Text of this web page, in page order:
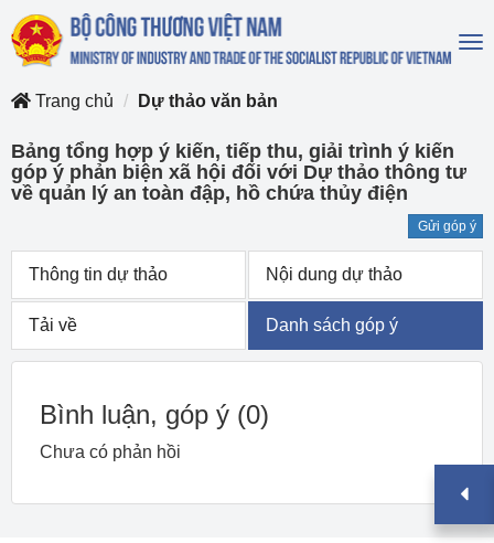
Trang chủ
Dự thảo văn bản
Bảng tổng hợp ý kiến, tiếp thu, giải trình ý kiến
góp ý phản biện xã hội đối với Dự thảo thông tư
về quản lý an toàn đập, hồ chứa thủy điện
Thông tin dự thảo Nội dung dự thảo
Tải về Danh sách góp ý
Bình luận, góp ý (0)
Chưa có phản hồi
Gửi góp ý